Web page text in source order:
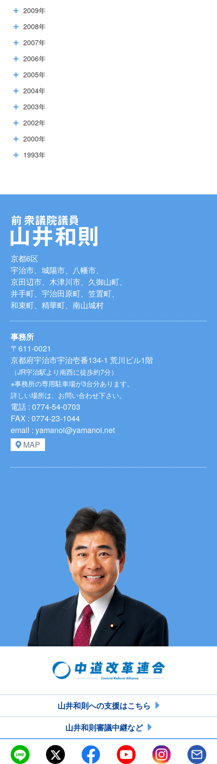
2009年
2008年
2007年
2006年
2005年
2004年
2003年
2002年
2000年
1993年
京都6区
宇治市、城陽市、八幡市、
京田辺市、木津川市、久御山町、
井手町、宇治田原町、笠置町、
和束町、精華町、南山城村
事務所
〒611-0021
京都府宇治市宇治壱番134-1 荒川ビル1階
（JR宇治駅より南西に徒歩約7分）
※事務所の専用駐車場が3台分あります。
詳しい場所は、お問い合わせ下さい。
電話 : 0774-54-0703
FAX : 0774-23-1044
email : yamanoi@yamanoi.net
MAP
山井和則への支援はこちら
山井和則審議中継など